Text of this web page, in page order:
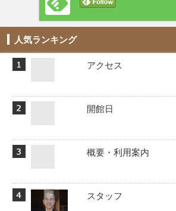
人気ランキング
アクセス
開館日
概要・利用案内
スタッフ